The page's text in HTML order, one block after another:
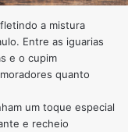
a mistura
Entre as iguarias
e o cupim
quanto
um toque especial
e recheio